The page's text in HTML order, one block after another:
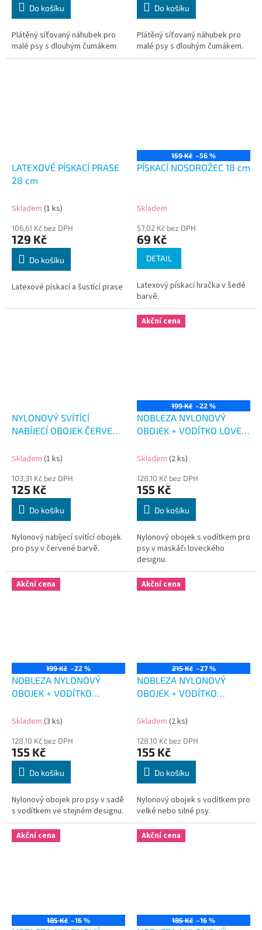
Do košíku
Plátěný síťovaný náhubek pro
malé psy s dlouhým čumákem.
Do košíku
Plátěný síťovaný náhubek pro
malé psy s dlouhým čumákem.
LATEXOVÉ PÍSKACÍ PRASE
28 cm
Skladem (1 ks)
106,61 Kč bez DPH
129 Kč
Do košíku
Latexové pískací a šustící prase
159 Kč –56 %
PÍSKACÍ NOSOROŽEC 18 cm
Skladem
57,02 Kč bez DPH
69 Kč
DETAIL
Latexový pískací hračka v šedé
barvě.
NYLONOVÝ SVÍTÍCÍ
NABÍJECÍ OBOJEK ČERVENÝ
Skladem (1 ks)
103,31 Kč bez DPH
125 Kč
Do košíku
Nylonový nabíjecí svítící obojek
pro psy v červené barvě.
Akční cena
199 Kč –22 %
NOBLEZA NYLONOVÝ
OBOJEK + VODÍTKO LOVEC
Skladem (2 ks)
128,10 Kč bez DPH
155 Kč
Do košíku
Nylonový obojek s vodítkem pro
psy v maskáči loveckého
designu.
Akční cena
199 Kč –22 %
NOBLEZA NYLONOVÝ
OBOJEK + VODÍTKO
Skladem (3 ks)
128,10 Kč bez DPH
155 Kč
Do košíku
Nylonový obojek pro psy v sadě
s vodítkem ve stejném designu.
Akční cena
215 Kč –27 %
NOBLEZA NYLONOVÝ
OBOJEK + VODÍTKO
CM
Skladem (2 ks)
128,10 Kč bez DPH
155 Kč
Do košíku
Nylonový obojek s vodítkem pro
velké nebo silné psy.
Akční cena
185 Kč –16 %
Akční cena
185 Kč –16 %